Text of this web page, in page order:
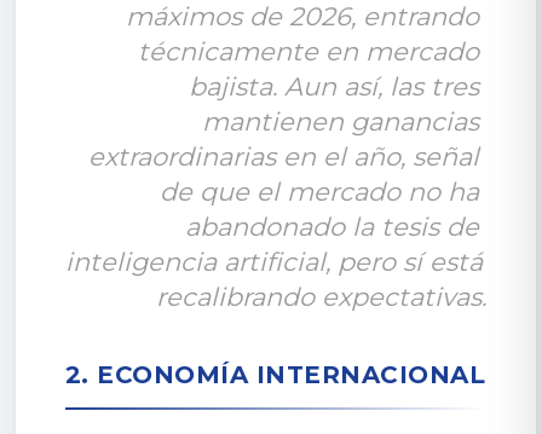
máximos de 2026, entrando
técnicamente en mercado
bajista. Aun así, las tres
mantienen ganancias
extraordinarias en el año, señal
de que el mercado no ha
abandonado la tesis de
inteligencia artificial, pero sí está
recalibrando expectativas.
2. ECONOMÍA INTERNACIONAL